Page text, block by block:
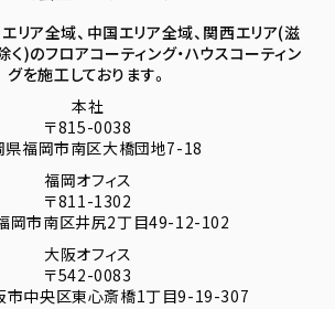
リア全域、中国エリア全域、関西エリア(滋
く)のフロアコーティング・ハウスコーティン
グを施工しております。
本社
〒815-0038
県福岡市南区大橋団地7-18
福岡オフィス
〒811-1302
岡市南区井尻2丁目49-12-102
大阪オフィス
〒542-0083
市中央区東心斎橋1丁目9-19-307